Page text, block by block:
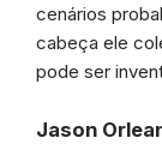
cenários
cabeça ele
pode ser
Jason